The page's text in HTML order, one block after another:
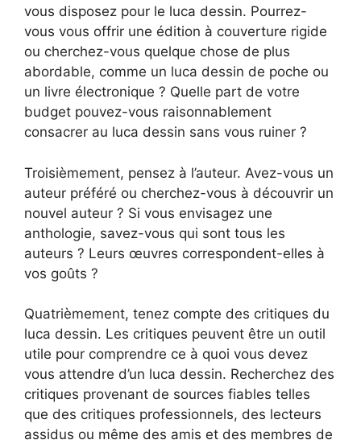
vous disposez pour le luca dessin. Pourrez-
vous vous offrir une édition à couverture rigide
ou cherchez-vous quelque chose de plus
abordable, comme un luca dessin de poche ou
un livre électronique ? Quelle part de votre
budget pouvez-vous raisonnablement
consacrer au luca dessin sans vous ruiner ?
Troisièmement, pensez à l’auteur. Avez-vous un
auteur préféré ou cherchez-vous à découvrir un
nouvel auteur ? Si vous envisagez une
anthologie, savez-vous qui sont tous les
auteurs ? Leurs œuvres correspondent-elles à
vos goûts ?
Quatrièmement, tenez compte des critiques du
luca dessin. Les critiques peuvent être un outil
utile pour comprendre ce à quoi vous devez
vous attendre d’un luca dessin. Recherchez des
critiques provenant de sources fiables telles
que des critiques professionnels, des lecteurs
assidus ou même des amis et des membres de